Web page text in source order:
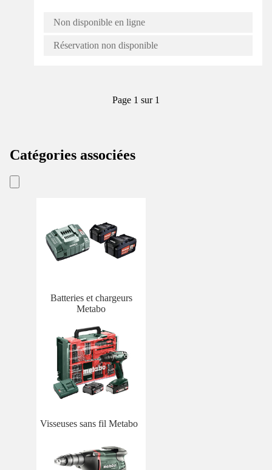
Non disponible en ligne
Réservation non disponible
Page 1 sur 1
Catégories associées
Batteries et chargeurs
Metabo
Visseuses sans fil Metabo